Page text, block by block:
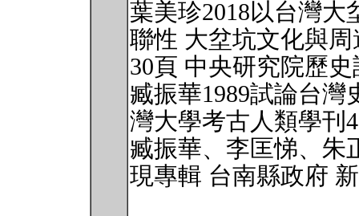
葉美珍2018以台灣
聯性 大坌坑文化與
30頁 中央研究院歷
臧振華1989試論台
灣大學考古人類學刊
臧振華、李匡悌、朱
現專輯 台南縣政府